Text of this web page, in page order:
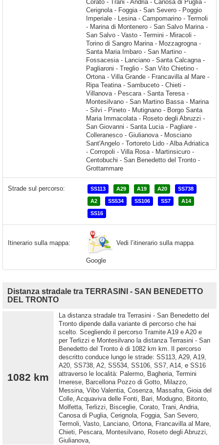
Strade sul percorso: SS113 A29 A19 A20 SS738
A2 SS534 SS106 SS7 A14
SS16
Itinerario sulla mappa: Vedi l’itinerario sulla mappa
Google
Distanza stradale tra TERRASINI - SAN BENEDETTO
DEL TRONTO
1082 km
La distanza stradale tra Terrasini - San Benedetto del
Tronto dipende dalla variante di percorso che hai
scelto. Scegliendo il percorso Tramite A19 e A20 e
per Terlizzi e Montesilvano la distanza Terrasini - San
Benedetto del Tronto è di 1082 km km. Il percorso
descritto conduce lungo le strade: SS113, A29, A19,
A20, SS738, A2, SS534, SS106, SS7, A14, e SS16
attraverso le località: Palermo, Bagheria, Termini
Imerese, Barcellona Pozzo di Gotto, Milazzo,
Messina, Vibo Valentia, Cosenza, Massafra, Gioia del
Colle, Acquaviva delle Fonti, Bari, Modugno, Bitonto,
Molfetta, Terlizzi, Bisceglie, Corato, Trani, Andria,
Canosa di Puglia, Cerignola, Foggia, San Severo,
Termoli, Vasto, Lanciano, Ortona, Francavilla al Mare,
Chieti, Pescara, Montesilvano, Roseto degli Abruzzi,
Giulianova,